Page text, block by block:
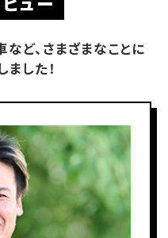
ど、さまざまなことに
した！